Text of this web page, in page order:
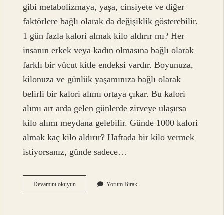
gibi metabolizmaya, yaşa, cinsiyete ve diğer
faktörlere bağlı olarak da değişiklik gösterebilir.
1 gün fazla kalori almak kilo aldırır mı? Her
insanın erkek veya kadın olmasına bağlı olarak
farklı bir vücut kitle endeksi vardır. Boyunuza,
kilonuza ve günlük yaşamınıza bağlı olarak
belirli bir kalori alımı ortaya çıkar. Bu kalori
alımı art arda gelen günlerde zirveye ulaşırsa
kilo alımı meydana gelebilir. Günde 1000 kalori
almak kaç kilo aldırır? Haftada bir kilo vermek
istiyorsanız, günde sadece…
Devamını okuyunKaç
Kalori
Yorum Bırak